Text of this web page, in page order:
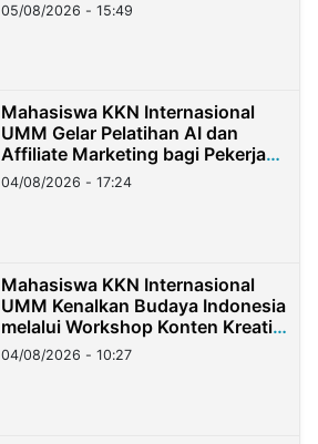
05/08/2026 - 15:49
Mahasiswa KKN Internasional
UMM Gelar Pelatihan AI dan
Affiliate Marketing bagi Pekerja
Migran Indonesia di Taiwan
04/08/2026 - 17:24
Mahasiswa KKN Internasional
UMM Kenalkan Budaya Indonesia
melalui Workshop Konten Kreatif
di Taiwan
04/08/2026 - 10:27